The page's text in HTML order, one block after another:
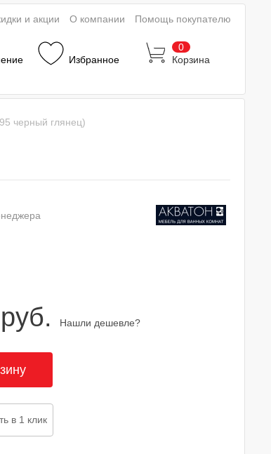
Избранное
0
Корзина
и акции О компании Помощь покупателю
черный глянец)
Нашли дешевле?